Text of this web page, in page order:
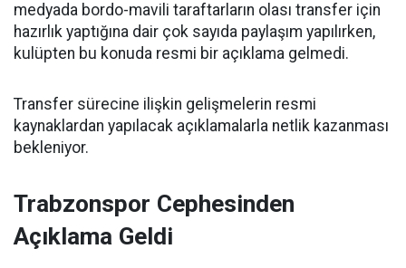
medyada bordo-mavili taraftarların olası transfer için
hazırlık yaptığına dair çok sayıda paylaşım yapılırken,
kulüpten bu konuda resmi bir açıklama gelmedi.
Transfer sürecine ilişkin gelişmelerin resmi
kaynaklardan yapılacak açıklamalarla netlik kazanması
bekleniyor.
Trabzonspor Cephesinden
Açıklama Geldi